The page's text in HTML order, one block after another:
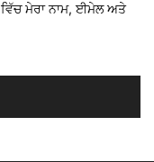
ਮੇਰਾ ਨਾਮ, ਈਮੇਲ ਅਤੇ